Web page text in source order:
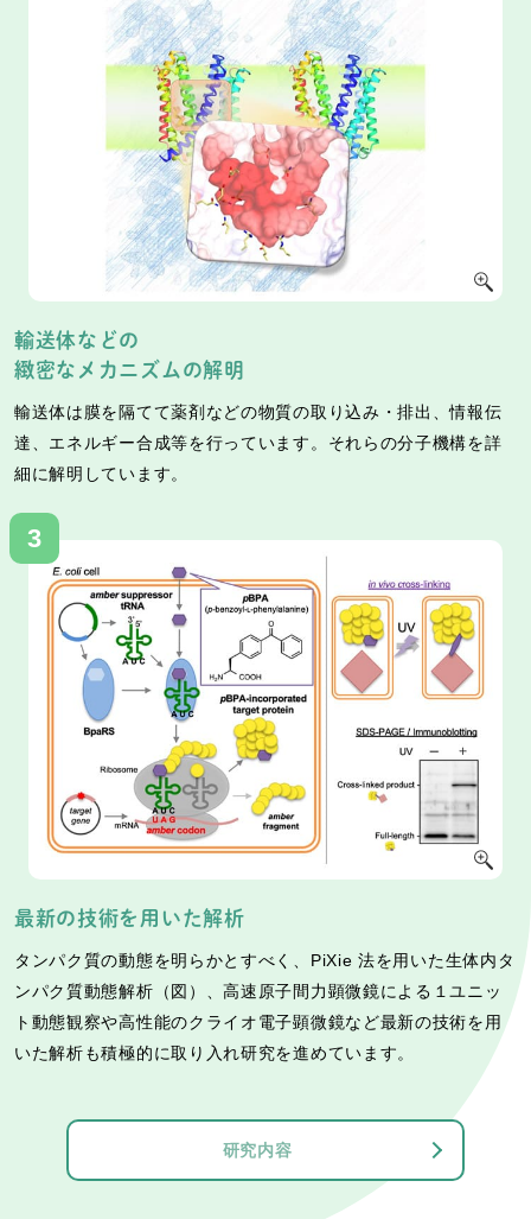
輸送体などの
緻密なメカニズムの解明
輸送体は膜を隔てて薬剤などの物質の取り込み・排出、情報伝
達、エネルギー合成等を行っています。それらの分子機構を詳
細に解明しています。
最新の技術を用いた解析
タンパク質の動態を明らかとすべく、PiXie 法を用いた生体内タ
ンパク質動態解析（図）、高速原子間力顕微鏡による１ユニッ
ト動態観察や高性能のクライオ電子顕微鏡など最新の技術を用
いた解析も積極的に取り入れ研究を進めています。
研究内容